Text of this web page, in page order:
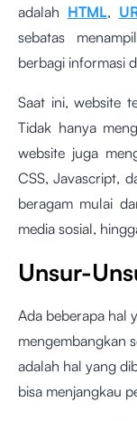
adalah HTML,
sebatas
berbagi informasi
Saat ini, website
Tidak hanya
website juga
CSS, Javascript,
beragam mulai
media sosial,
Unsur-
Ada beberapa hal
mengembangkan
adalah hal yang
bisa menjangkau